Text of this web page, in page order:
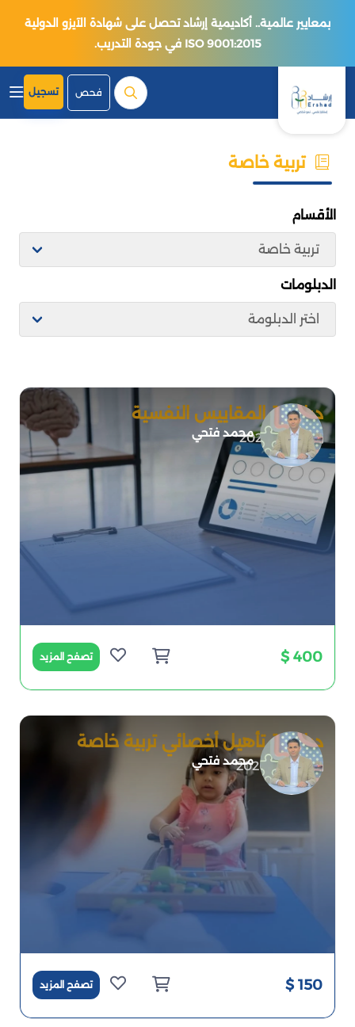
بمعايير عالمية.. أكاديمية إرشاد تحصل على شهادة الآيزو الدولية
ISO 9001:2015 في جودة التدريب.
فحص تسجيل
تربية خاصة
الأقسام
الدبلومات
محمد فتحي
دبلومة المقاييس النفسية
2026-07-01
400 $ تصفح المزيد
محمد فتحي
دبلومة تأهيل أخصائي تربية خاصة
2026-06-30
150 $ تصفح المزيد